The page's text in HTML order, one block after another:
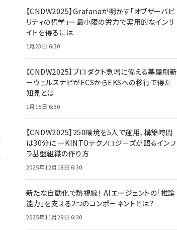
【CNDW2025】Grafanaが明かす「オブザーバビ
リティの哲学」ー最小限の労力で実用的なインサ
イトを得るには
1月23日 6:30
【CNDW2025】プロダクト急増に備える基盤刷新
ーウェルスナビがECSからEKSへの移行で得た
知見とは
1月15日 6:30
【CNDW2025】250環境を5人で運用、構築時間
は30分に ーKINTOテクノロジーズが語るインフ
ラ基盤組織の作り方
2025年12月18日 6:30
新たな自動化で熱視線！ AIエージェントの「推論
能力」を支える2つのコンポーネントとは？
2025年11月28日 6:30